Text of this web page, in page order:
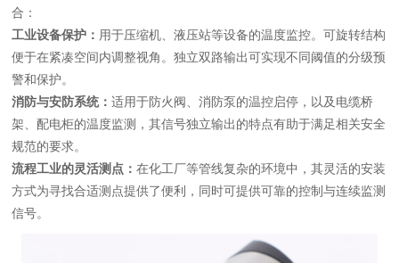
合：
工业设备保护： 用于压缩机、液压站等设备的温度监控。可旋转结构
便于在紧凑空间内调整视角。独立双路输出可实现不同阈值的分级预
警和保护。
消防与安防系统：适用于防火阀、消防泵的温控启停，以及电缆桥
架、配电柜的温度监测，其信号独立输出的特点有助于满足相关安全
规范的要求。
流程工业的灵活测点：在化工厂等管线复杂的环境中，其灵活的安装
方式为寻找合适测点提供了便利，同时可提供可靠的控制与连续监测
信号。